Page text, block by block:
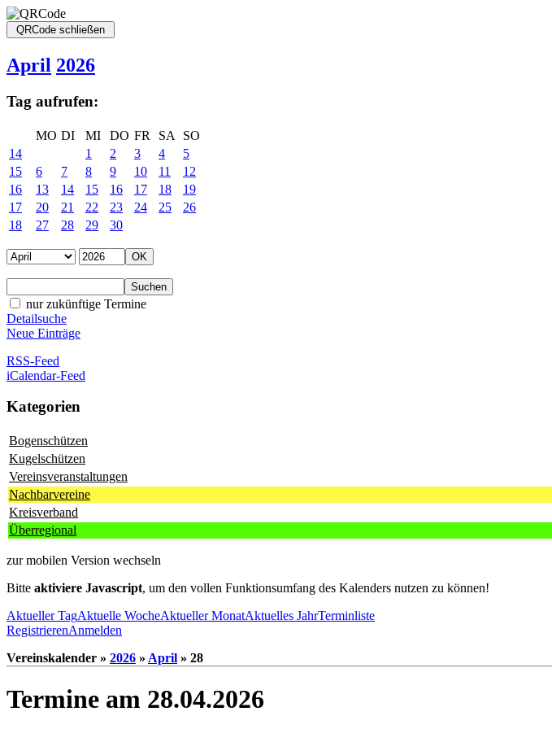
April 2026
Tag aufrufen:
MO DI MI DO FR SA
SO
14
1 2 3 4
5
15
6 7 8 9 10 11
12
16
13 14 15 16 17 18
19
17
20 21 22 23 24 25
26
18
27 28 29 30
nur zukünftige Termine
Detailsuche
Neue Einträge
RSS-Feed
iCalendar-Feed
Kategorien
Bogenschützen
Kugelschützen
Vereinsveranstaltungen
Nachbarvereine
Kreisverband
Überregional
zur mobilen Version wechseln
Bitte aktiviere Javascript, um den vollen Funktionsumfang des Kalenders nutzen zu können!
Aktueller TagAktuelle WocheAktueller MonatAktuelles JahrTerminliste
RegistrierenAnmelden
Vereinskalender » 2026 » April » 28
Termine am 28.04.2026